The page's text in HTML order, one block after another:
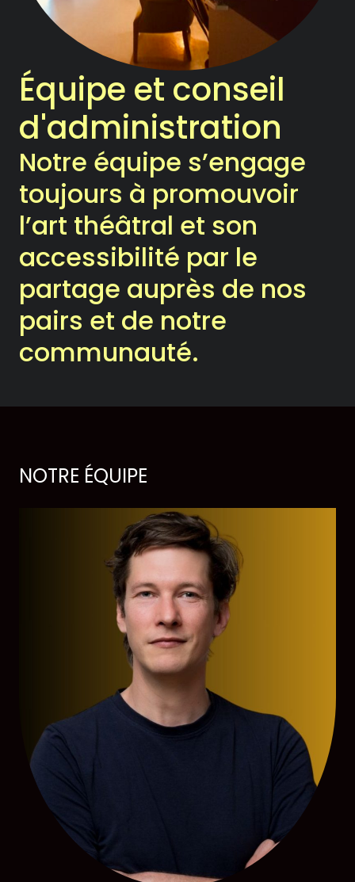
Notre Chambre d’amis
Les Activités
Le Printemps des Ateliers-
théâtre
Les Ateliers-théâtre
Les Rencontres
Les Chroniques
Les Ateliers
La compagnie
Équipe et conseil
d’administration
Votre soutien
On en parle dans les
Votre soutien
Desjardins fait la paire
Équipe et conseil
d'administration
Notre équipe s’engage
toujours à promouvoir
l’art théâtral et son
accessibilité par le
partage auprès de nos
pairs et de notre
communauté.
NOTRE ÉQUIPE